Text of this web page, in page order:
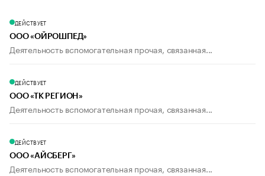
ДЕЙСТВУЕТ
ООО «ОЙРОШПЕД»
Деятельность вспомогательная прочая, связанная...
ДЕЙСТВУЕТ
ООО «ТК РЕГИОН»
Деятельность вспомогательная прочая, связанная...
ДЕЙСТВУЕТ
ООО «АЙСБЕРГ»
Деятельность вспомогательная прочая, связанная...